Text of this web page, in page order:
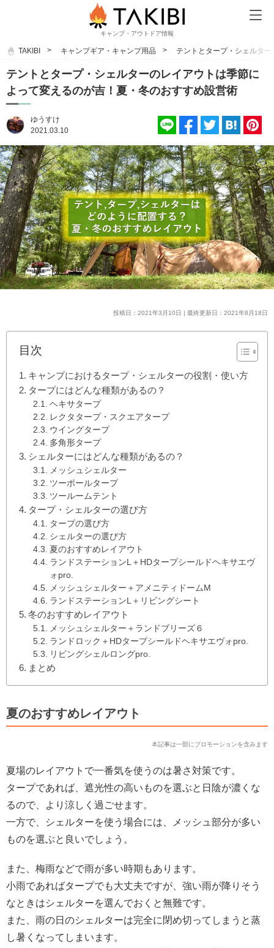
キャンプ・アウトドア情報
TAKIBI キャンプギア・キャンプ用品 テントとタープ・シェルタ
テントとタープ・シェルターのレイアウトは季節に
よって変えるのが吉！夏・冬のおすすめ設営術
ゆうすけ
2021.03.10
投稿日：2021年3月10日 | 最終更新日：2021年8月18日
目次
キャンプにおけるタープ・シェルターの役割・使い方
タープにはどんな種類があるの？
ヘキサタープ
レクタタープ・スクエアタープ
ウイングタープ
多角形タープ
シェルターにはどんな種類があるの？
メッシュシェルター
ツーポールタープ
ツールームテント
タープ・シェルターの選び方
タープの選び方
シェルターの選び方
夏のおすすめレイアウト
ランドステーションL＋HDタープシールドヘキサエヴ
ォpro.
メッシュシェルター＋アメニティドームM
ランドステーションL＋リビングシート
冬のおすすめレイアウト
メッシュシェルター＋ランドブリーズ６
ランドロック＋HDタープシールドヘキサエヴォpro.
リビングシェルロングpro.
まとめ
夏のおすすめレイアウト
本記事は一部にプロモーションを含みます
夏場のレイアウトで一番気を使うのは暑さ対策です。
タープであれば、遮光性の高いものを選ぶと日陰が濃くな
るので、より涼しく過ごせます。
一方で、シェルターを使う場合には、メッシュ部分が多い
ものを選ぶと良いでしょう。
また、梅雨などで雨が多い時期もあります。
小雨であればタープでも大丈夫ですが、強い雨が降りそう
なときはシェルターを選んでおくと無難です。
また、雨の日のシェルターは完全に閉め切ってしまうと蒸
し暑くなってしまいます。